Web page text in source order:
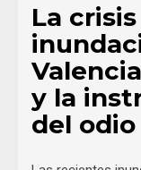
La
y la
del odio